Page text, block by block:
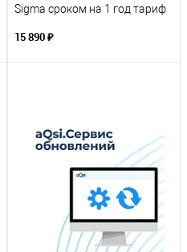
Sigma сроком на 1 год тариф
15 890 ₽